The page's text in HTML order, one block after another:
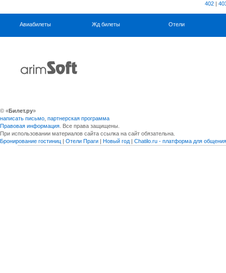
402 |
Авиабилеты Жд билеты Отели
© «Билет.ру»
написать письмо партнерская программа
Правовая информация . Все права защищены.
При использовании материалов сайта ссылка на сайт обязательна.
Бронирование гостиниц | Отели Праги | Новый год | Chatilo.ru - платформа для